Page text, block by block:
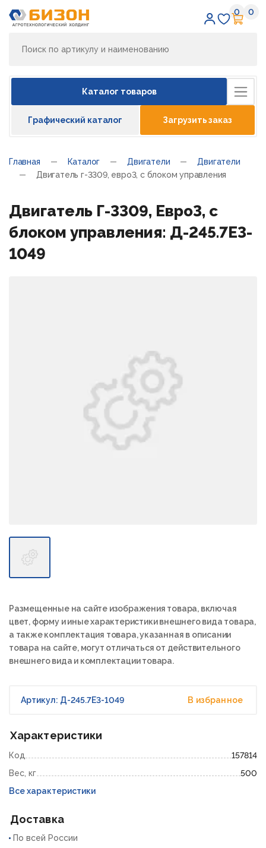
0 0
Каталог товаров
Графический каталог Загрузить заказ
Главная Каталог Двигатели
Двигатели
Двигатель г-3309, евро3, с блоком управления
Двигатель Г-3309, Евро3, с
блоком управления: Д-245.7Е3-
1049
Размещенные на сайте изображения товара, включая
цвет, форму и иные характеристики внешнего вида товара,
а также комплектация товара, указанная в описании
товара на сайте, могут отличаться от действительного
внешнего вида и комплектации товара.
Артикул: Д-245.7Е3-1049 В избранное
Характеристики
Код
157814
Вес, кг
500
Все характеристики
Доставка
По всей России